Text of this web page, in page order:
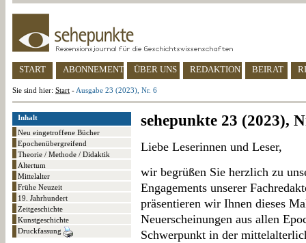
START ABONNEMENT ÜBER UNS REDAKTION BEIRAT
Sie sind hier: Start - Ausgabe 23 (2023), Nr. 6
Inhalt
Neu eingetroffene Bücher
Epochenübergreifend
Theorie / Methode / Didaktik
Altertum
Mittelalter
Frühe Neuzeit
19. Jahrhundert
Zeitgeschichte
Kunstgeschichte
Druckfassung
sehepunkte 23 (2023),
Liebe Leserinnen und Leser,
wir begrüßen Sie herzlich zu
Engagements unserer
präsentieren wir Ihnen dieses
Neuerscheinungen aus allen
Schwerpunkt in der